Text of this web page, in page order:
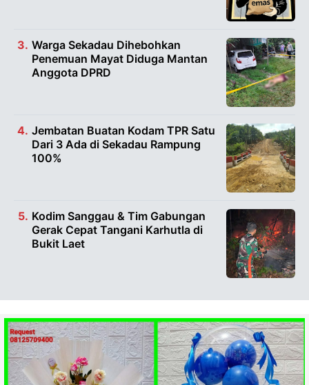
Warga Sekadau Dihebohkan
Penemuan Mayat Diduga Mantan
Anggota DPRD
Jembatan Buatan Kodam TPR Satu
Dari 3 Ada di Sekadau Rampung
100%
Kodim Sanggau & Tim Gabungan
Gerak Cepat Tangani Karhutla di
Bukit Laet